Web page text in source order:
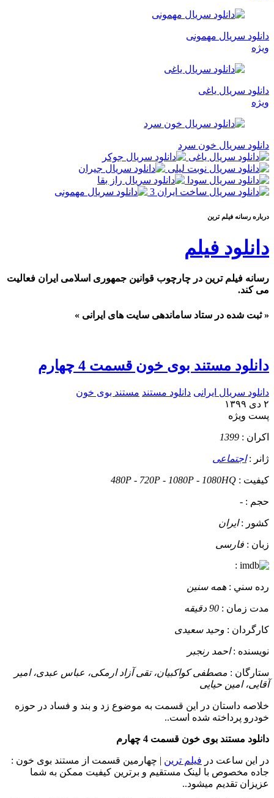
دانلود سریال مهمونی
ویژه
دانلود سریال یاغی
ویژه
دانلود سریال خون سرد
درباره رسانه فيلم ترين
دانلود فیلم
رسانه فیلم ترین در چارچوب قوانین جمهوری اسلامی ایران فعالیت
می کند.
« ثبت شده در ستاد ساماندهی سایت های ایرانی »
دانلود مستند بوی خون قسمت 4 چهارم
دانلود سریال ایرانی دانلود مستند مستند بوی خون
۲ دی ۱۳۹۹
پست ويژه
اکران : 1399
ژانر :اجتماعی
کيفيت : 480P - 720P - 1080P - 1080HQ
حجم : -
کشور :ایران
زبان : فارسی
:
رده سني : همه سنین
مدت زمان : 90 دقیقه
کارگردان : وحید سعیدی
نويسنده :احمد رنجبر
ستارگان : مصطفی کواکبیان، تقی آزاد ارمکی، عباس عبدی، امیر
آقایی، امین حیایی
خلاصه داستان در این قسمت به موضوع زد و بند و فساد در حوزه
خودرو پرداخته شده است..
دانلود مستند بوی خون قسمت 4 چهارم
در این ساعت در فیلم ترین | چهارمین قسمت از مستند بوی خون :
جاده مخصوص با لینک مستقیم و برترین کیفیت ممکن به شما
عزیزان تقدیم میشود..